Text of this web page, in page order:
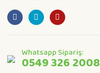
Whatsapp Sipariş:
0549 326 2008